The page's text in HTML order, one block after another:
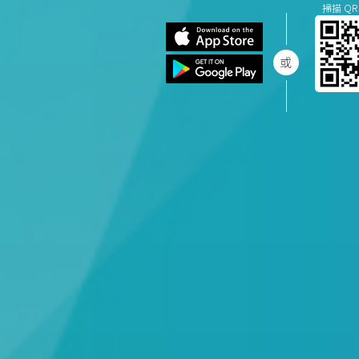
掃描